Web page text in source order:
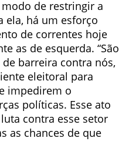
de restringir a
ela, há um esforço
de correntes hoje
as de esquerda. “São
barreira contra nós,
eleitoral para
impedirem o
políticas. Esse ato
contra esse setor
as chances de que